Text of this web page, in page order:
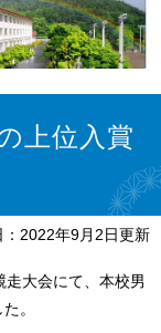
上位入賞
：2022年9月2日更新
大会にて、本校男
。